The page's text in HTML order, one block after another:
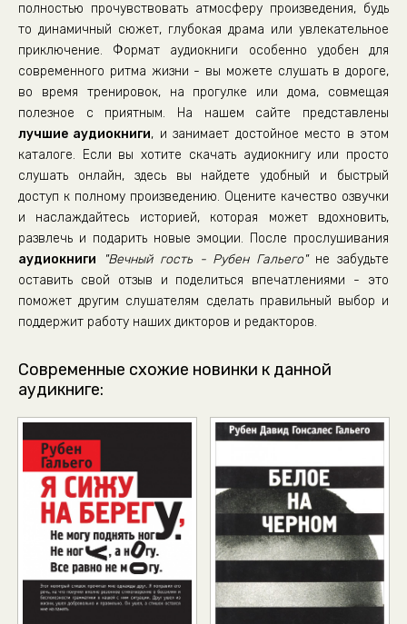
29_Zhena
30_Rina
31_Semya.-Podobnyy-B-gu
32_Semya.-Denis
33_Kartoshka
34_Svoya-zemlya-Tadzhikistan
36_Eduard
37_Ho-Shi-Min
38_Byk
39_Little-boxes
41_Rybka
42_9-ava
43_Patsifist
44_Pochemu-ya-ne-edu
45_Utro
46_Deti
47_Vechnyy-gost
48_Hleb
49_Ne-zhaleyu
полностью прочувствовать атмосферу произведения, будь
то динамичный сюжет, глубокая драма или увлекательное
приключение. Формат аудиокниги особенно удобен для
современного ритма жизни - вы можете слушать в дороге,
во время тренировок, на прогулке или дома, совмещая
полезное с приятным. На нашем сайте представлены
лучшие аудиокниги, и занимает достойное место в этом
каталоге. Если вы хотите скачать аудиокнигу или просто
слушать онлайн, здесь вы найдете удобный и быстрый
доступ к полному произведению. Оцените качество озвучки
и наслаждайтесь историей, которая может вдохновить,
развлечь и подарить новые эмоции. После прослушивания
аудиокниги
"Вечный гость - Рубен Гальего"не забудьте
оставить свой отзыв и поделиться впечатлениями - это
поможет другим слушателям сделать правильный выбор и
поддержит работу наших дикторов и редакторов.
Современные схожие новинки к данной
аудикниге: